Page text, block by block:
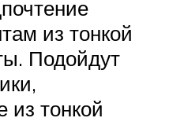
из тонкой
Подойдут
из тонкой